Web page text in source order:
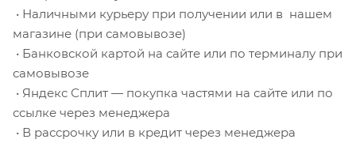
• Наличными курьеру при получении или в нашем
магазине (при самовывозе)
• Банковской картой на сайте или по терминалу при
самовывозе
• Яндекс Сплит — покупка частями на сайте или по
ссылке через менеджера
• В рассрочку или в кредит через менеджера